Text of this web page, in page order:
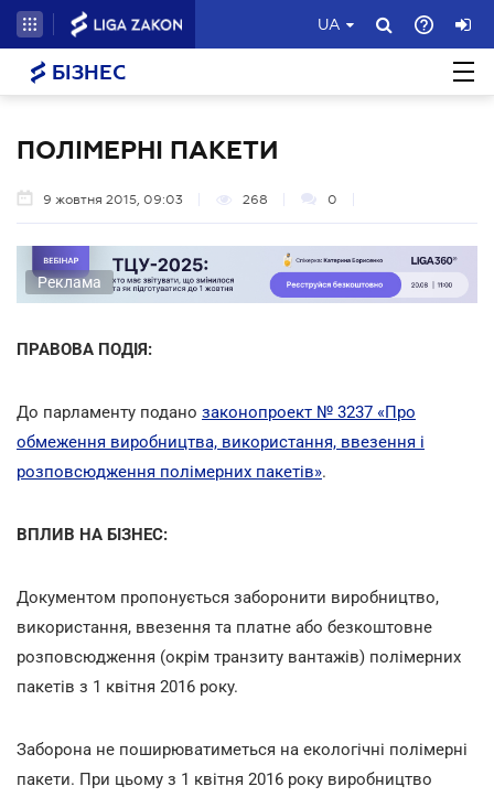
UA
БІЗНЕС
ПОЛІМЕРНІ ПАКЕТИ
9 жовтня 2015, 09:03 268 0
Реклама
ПРАВОВА ПОДІЯ:
До парламенту подано законопроект № 3237 «Про
обмеження виробництва, використання, ввезення і
розповсюдження полімерних пакетів».
ВПЛИВ НА БІЗНЕС:
Документом пропонується заборонити виробництво,
використання, ввезення та платне або безкоштовне
розповсюдження (окрім транзиту вантажів) полімерних
пакетів з 1 квітня 2016 року.
Заборона не поширюватиметься на екологічні полімерні
пакети. При цьому з 1 квітня 2016 року виробництво